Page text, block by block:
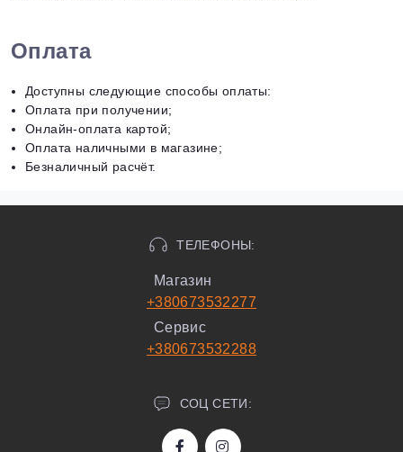
Оплата
Доступны следующие способы оплаты:
Оплата при получении;
Онлайн-оплата картой;
Оплата наличными в магазине;
Безналичный расчёт.
ТЕЛЕФОНЫ:
Магазин
+380673532277
Сервис
+380673532288
СОЦ СЕТИ: